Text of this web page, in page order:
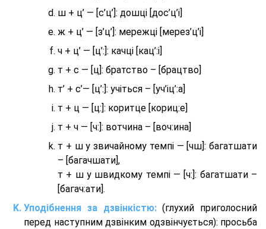
ш + ц’ — [с’ц’]: дошці [дос’ц’і]
ж + ц’ — [з’ц’]: мережці [мерез’ц’і]
ч + ц’ — [ц’:]: качці [кац’:і]
т + с — [ц]: братство – [брaцтво]
т’ + с’— [ц’:]: учіться – [уч’іц’:a]
т + ц — [ц:]: коритце [кориц:е]
т + ч — [ч:]: вотчина – [вoч:ина]
т + ш у звичайному темпі — [чш]: багатшати
– [багачшати],
т + ш у швидкому темпі — [ч:]: багатшати –
[багач:ати].
Уподібнення за дзвінкістю:(глухий приголосний
перед наступним дзвінким одзвінчується): просьба